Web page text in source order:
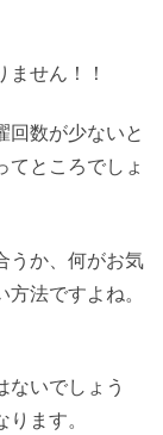
せん！！
回数が少ないと
てところでしょ
うか、何がお気
法ですよね。
ないでしょう
ます。